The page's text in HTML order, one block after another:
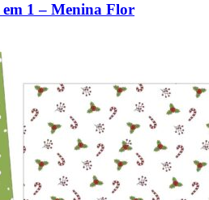
em 1 – Menina Flor